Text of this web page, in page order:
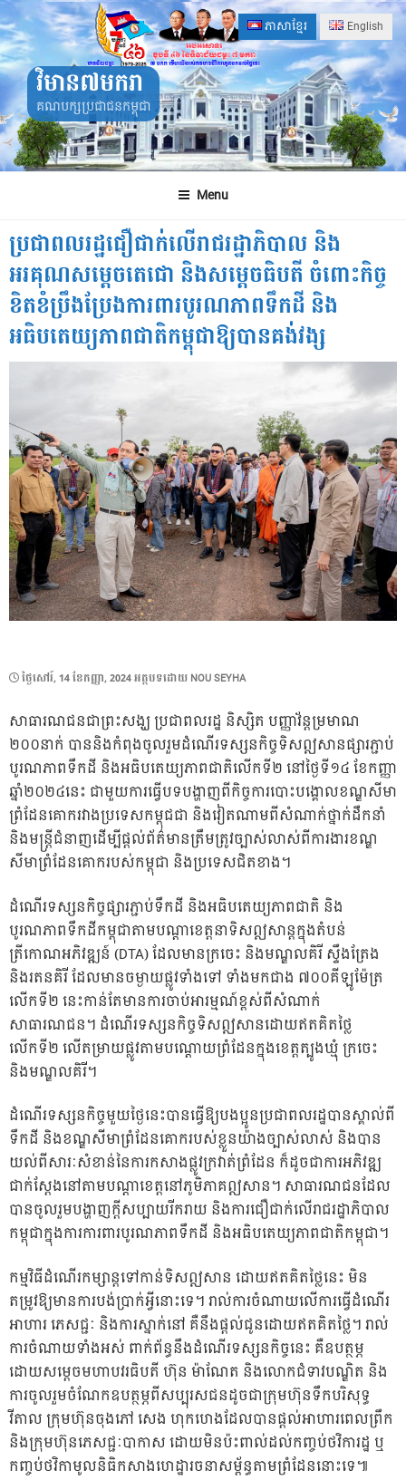
Skip
to
content
ភាសាខ្មែរ English
វិមាន៧មករា
គណបក្សប្រជាជនកម្ពុជា
Menu
ប្រជាពលរដ្ឋជឿជាក់លើរាជរដ្ឋាភិបាល និង
អរគុណសម្តេចតេជោ និងសម្តេចធិបតី ចំពោះកិច្ច
ខិតខំប្រឹងប្រែងការពារបូរណភាពទឹកដី និង
អធិបតេយ្យភាពជាតិកម្ពុជាឱ្យបានគង់វង្ស
POSTED
ថ្ងៃ​សៅរ៍, 14 ខែ​កញ្ញា, 2024អត្ថបទដោយ NOU SEYHA
សាធារណជនជាព្រះសង្ឃ ប្រជាពលរដ្ឋ និស្សិត បញ្ញាវ័ន្តម្រមាណ
២០០នាក់ បាននិងកំពុងចូលរួមដំណើរទស្សនកិច្ចទិសឦសានផ្សារភ្ជាប់
បូរណភាពទឹកដី និងអធិបតេយ្យភាពជាតិលើកទី២ នៅថ្ងៃទី១៤ ខែកញ្ញា
ឆ្នាំ២០២៤នេះ ជាមួយការធ្វើបទបង្ហាញពីកិច្ចការបោះបង្គោលខណ្ឌសីមា
ព្រំដែនគោករវាងប្រទេសកម្ពុជជា និងវៀតណាមពីសំណាក់ថ្នាក់ដឹកនាំ
និងមន្ត្រីជំនាញដើម្បីផ្តល់ព័ត៌មានត្រឹមត្រូវច្បាស់លាស់ពីការងារខណ្ឌ
សីមាព្រំដែនគោករបស់កម្ពុជា និងប្រទេសជិតខាង។
ដំណើរទស្សនកិច្ចផ្សារភ្ជាប់ទឹកដី និងអធិបតេយ្យភាពជាតិ និង
បូរណភាពទឹកដីកម្ពុជាតាមបណ្តាខេត្តនាទិសឦសាន្តក្នុងតំបន់
ត្រីកោណអភិវឌ្ឍន៍ (DTA) ដែលមានក្រចេះ និងមណ្ឌលគិរី ស្ទឹងត្រែង
និងរតនគិរី ដែលមានចម្ងាយផ្លូវទាំងទៅ ទាំងមកជាង ៧០០គីឡូម៉ែត្រ
លើកទី២ នេះកាន់តែមានការចាប់អារម្មណ៍ខ្ពស់ពីសំណាក់
សាធារណជន។ ដំណើរទស្សនកិច្ចទិសឦសានដោយឥតគិតថ្លៃ
លើកទី២ លើតម្រាយផ្លូវតាមបណ្តោយព្រំដែនក្នុងខេត្តត្បូងឃ្មុំ ក្រចេះ
និងមណ្ឌលគិរី។
ដំណើរទស្សនកិច្ចមួយថ្ងៃនេះបានធ្វើឱ្យបងប្អូនប្រជាពលរដ្ឋបានស្គាល់ពី
ទឹកដី និងខណ្ឌសីមាព្រំដែនគោករបស់ខ្លួនយ៉ាងច្បាស់លាស់ និងបាន
យល់ពីសារៈសំខាន់នៃការកសាងផ្លូវក្រវាត់ព្រំដែន ក៏ដូចជាការអភិវឌ្ឍ
ជាក់ស្តែងនៅតាមបណ្តាខេត្តនៅភូមិភាគឦសាន។ សាធារណជនដែល
បានចូលរួមបង្ហាញក្តីសប្បាយរីករាយ និងការជឿជាក់លើរាជរដ្ឋាភិបាល
កម្ពុជាក្នុងការការពារបូរណភាពទឹកដី និងអធិបតេយ្យភាពជាតិកម្ពុជា។
កម្មវិធីដំណើរកម្សាន្តទៅកាន់ទិសឦសាន ដោយឥតគិតថ្លៃនេះ មិន
តម្រូវឱ្យមានការបង់ប្រាក់អ្វីនោះទេ។ រាល់ការចំណាយលើការធ្វើដំណើរ
អាហារ ភេសជ្ជៈ និងការស្នាក់នៅ គឺនឹងផ្តល់ជូនដោយឥតគិតថ្លៃ។ រាល់
ការចំណាយទាំងអស់ ពាក់ព័ន្ធនឹងដំណើរទស្សនកិច្ចនេះ គឺឧបត្ថម្ភ
ដោយសម្តេចមហាបវរធិបតី ហ៊ុន ម៉ាណែត និងលោកជំទាវបណ្ឌិត និង
ការចូលរួមចំណែកឧបត្ថម្ភពីសប្បុរសជនដូចជាក្រុមហ៊ុនទឹកបរិសុទ្ធ
វីតាល ក្រុមហ៊ុនចុងភៅ សេង ហុកហេងដែលបានផ្តល់អាហារពេលព្រឹក
និងក្រុមហ៊ុនភេសជ្ជៈបាកាស ដោយមិនប៉ះពាល់ដល់កញ្ចប់ថវិការដ្ឋ ឬ
កញ្ចប់ថវិកាមូលនិធិកសាងហេដ្ឋារចនាសម្ព័ន្ធតាមព្រំដែននោះទេ៕